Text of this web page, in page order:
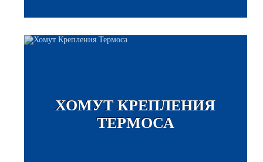
ХОМУТ КРЕПЛЕНИЯ
ТЕРМОСА